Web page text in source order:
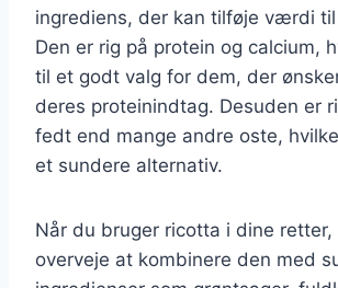
ingrediens, der kan tilføje værdi
Den er rig på protein og calcium,
til et godt valg for dem, der
deres proteinindtag. Desuden er
fedt end mange andre oste,
et sundere alternativ.
Når du bruger ricotta i dine retter,
overveje at kombinere den med